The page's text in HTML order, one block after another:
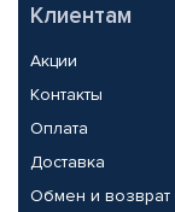
Клиентам
Акции
Контакты
Оплата
Доставка
Обмен и возврат